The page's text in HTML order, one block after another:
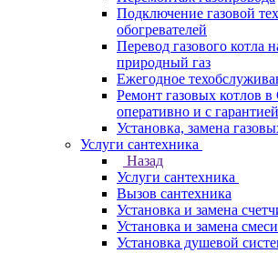
Подключение газовой
обогревателей
Перевод газового котла
природный газ
Ежегодное
Ремонт газовых котлов
оперативно и с гарантией
Установка, замена
Услуги сантехника
Назад
Услуги сантехника
Вызов сантехника
Установка и замена
Установка и замена
Установка душевой